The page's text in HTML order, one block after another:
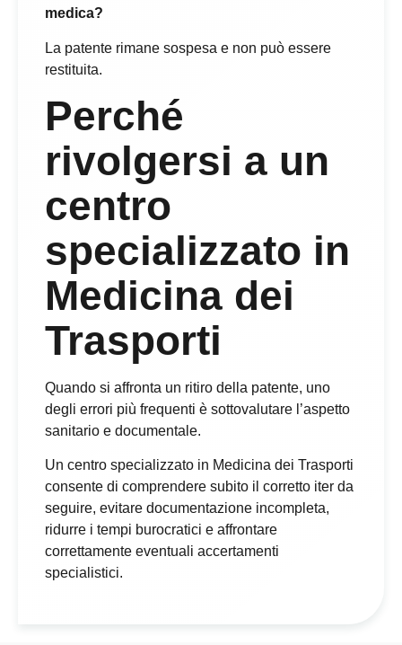
medica?
La patente rimane sospesa e non può essere
restituita.
Perché
rivolgersi a un
centro
specializzato in
Medicina dei
Trasporti
Quando si affronta un ritiro della patente, uno
degli errori più frequenti è sottovalutare l’aspetto
sanitario e documentale.
Un centro specializzato in Medicina dei Trasporti
consente di comprendere subito il corretto iter da
seguire, evitare documentazione incompleta,
ridurre i tempi burocratici e affrontare
correttamente eventuali accertamenti
specialistici.